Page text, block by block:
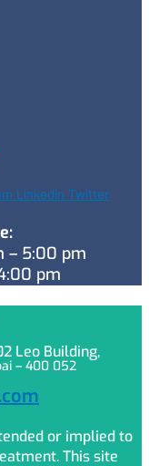
Linkedin Twitter
– 5:00 pm
pm
Leo Building,
– 400 052
or implied to
This site